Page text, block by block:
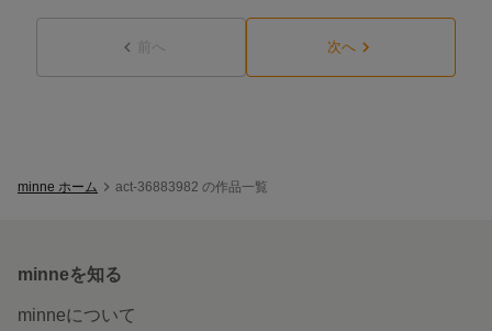
前へ 次へ
minne ホーム act-36883982 の作品一覧
minneを知る
minneについて